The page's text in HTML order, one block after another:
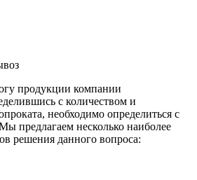
продукции компании
с количеством и
необходимо определиться с
предлагаем несколько наиболее
решения данного вопроса: